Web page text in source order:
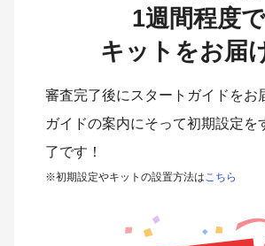
1週間程度で
キットをお届
審査完了後にスタートガイドをお
ガイドの案内にそって初期設定を
了です！
※初期設定やキットの設置方法はこちら